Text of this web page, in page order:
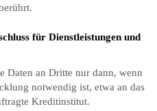
für Dienstleistungen und
Daten an Dritte nur dann, wenn
notwendig ist, etwa an das
Kreditinstitut.